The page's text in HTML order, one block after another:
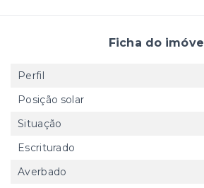
Ficha do imóvel
Perfil
Posição solar
Situação
Escriturado
Averbado